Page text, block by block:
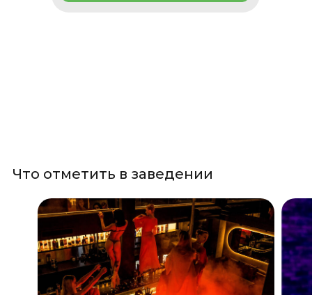
Что отметить в заведении